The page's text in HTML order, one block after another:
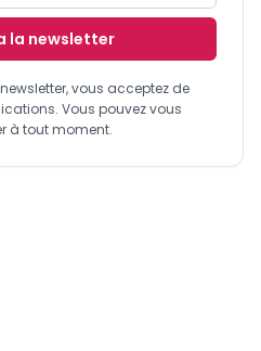
la newsletter
vous acceptez de
Vous pouvez vous
à tout moment.